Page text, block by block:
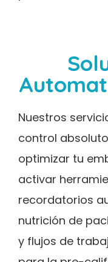
Nuestros
control
optimizar tu
activar
recordatorios
nutrición de
y flujos de